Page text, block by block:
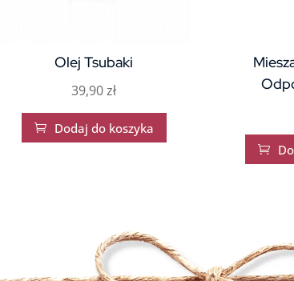
Olej Tsubaki
39,90zł
 Dodaj do koszyka
